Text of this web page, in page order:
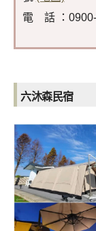
電 話 ：
六沐森民宿